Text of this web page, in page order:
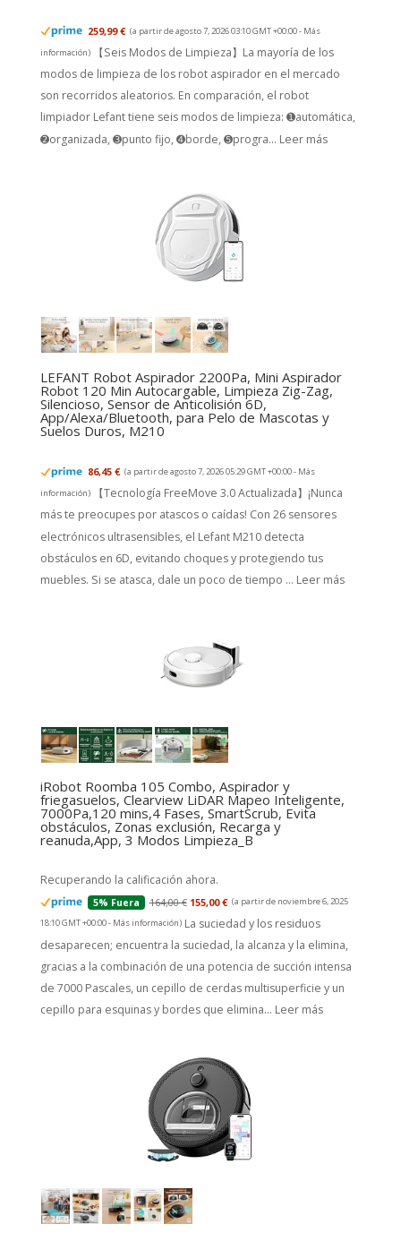
259,99 € (a partir de agosto 7, 2026 03:10 GMT +00:00 - Más
información)
【Seis Modos de Limpieza】La mayoría de los
modos de limpieza de los robot aspirador en el mercado
son recorridos aleatorios. En comparación, el robot
limpiador Lefant tiene seis modos de limpieza: ➊automática,
➋organizada, ➌punto fijo, ➍borde, ➎progra... Leer más
LEFANT Robot Aspirador 2200Pa, Mini Aspirador
Robot 120 Min Autocargable, Limpieza Zig-Zag,
Silencioso, Sensor de Anticolisión 6D,
App/Alexa/Bluetooth, para Pelo de Mascotas y
Suelos Duros, M210
86,45 € (a partir de agosto 7, 2026 05:29 GMT +00:00 - Más
información)
【Tecnología FreeMove 3.0 Actualizada】¡Nunca
más te preocupes por atascos o caídas! Con 26 sensores
electrónicos ultrasensibles, el Lefant M210 detecta
obstáculos en 6D, evitando choques y protegiendo tus
muebles. Si se atasca, dale un poco de tiempo ... Leer más
iRobot Roomba 105 Combo, Aspirador y
friegasuelos, Clearview LiDAR Mapeo Inteligente,
7000Pa,120 mins,4 Fases, SmartScrub, Evita
obstáculos, Zonas exclusión, Recarga y
reanuda,App, 3 Modos Limpieza_B
Recuperando la calificación ahora.
5% Fuera 164,00 € 155,00 € (a partir de noviembre 6, 2025
18:10 GMT +00:00 - Más información) La suciedad y los residuos
desaparecen; encuentra la suciedad, la alcanza y la elimina,
gracias a la combinación de una potencia de succión intensa
de 7000 Pascales, un cepillo de cerdas multisuperficie y un
cepillo para esquinas y bordes que elimina... Leer más